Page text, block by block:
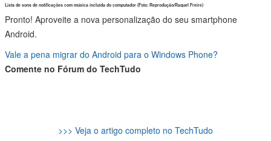
Lista de sons de notificações com música incluída do computador (Foto: Reprodução/Raquel Freire)
Pronto! Aproveite a nova personalização do seu smartphone
Android.
Vale a pena migrar do Android para o Windows Phone?
Comente no Fórum do TechTudo
>>> Veja o artigo completo no TechTudo